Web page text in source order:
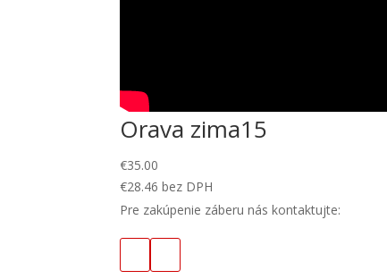
Orava zima15
€35.00
€28.46 bez DPH
Pre zakúpenie záberu nás kontaktujte: